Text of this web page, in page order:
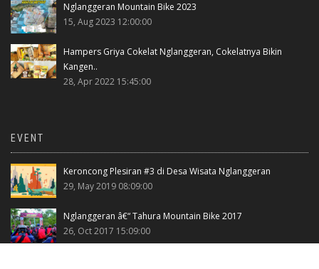
Nglanggeran Mountain Bike 2023
15, Aug 2023 12:00:00
Hampers Griya Cokelat Nglanggeran, Cokelatnya Bikin
Kangen..
28, Apr 2022 15:45:00
EVENT
Keroncong Plesiran #3 di Desa Wisata Nglanggeran
29, May 2019 08:09:00
Nglanggeran â€“ Tahura Mountain Bike 2017
26, Oct 2017 15:09:00